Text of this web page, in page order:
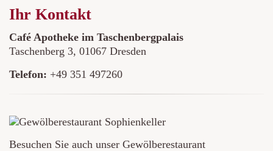
Ihr Kontakt
Café Apotheke im Taschenbergpalais
Taschenberg 3, 01067 Dresden
Telefon: +49 351 497260
Besuchen Sie auch unser Gewölberestaurant